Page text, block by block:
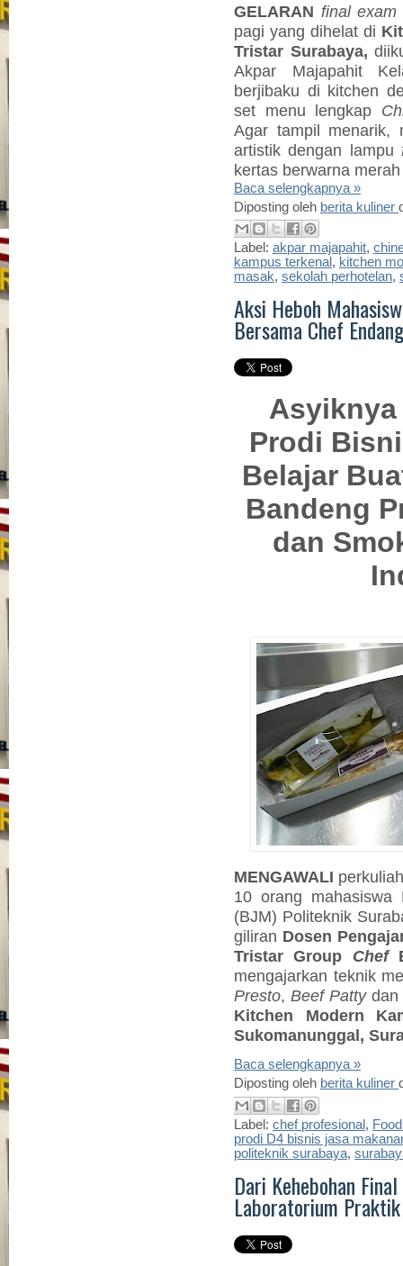
GELARAN final exam
pagi yang dihelat di
Tristar Surabaya,
Akpar Majapahit
berjibaku di kitchen
set menu lengkap
Agar tampil
artistik dengan lampu
kertas berwarna
Baca selengkapnya »
Diposting oleh berita kuliner
Label: akpar majapahit,
kampus terkenal , kitchen
masak, sekolah perhotelan,
Aksi Heboh
Bersama Chef
Asyiknya
Prodi
Belajar
Bandeng
dan
MENGAWALI
10 orang mahasiswa
(BJM) Politeknik
giliran Dosen
Tristar Group Chef
mengajarkan teknik
Presto,Beef Patty
Kitchen Modern
Sukomanunggal,
Baca selengkapnya »
Diposting oleh berita kuliner
Label: chef profesional,
prodi D4 bisnis jasa
politeknik surabaya,
Dari Kehebohan
Laboratorium